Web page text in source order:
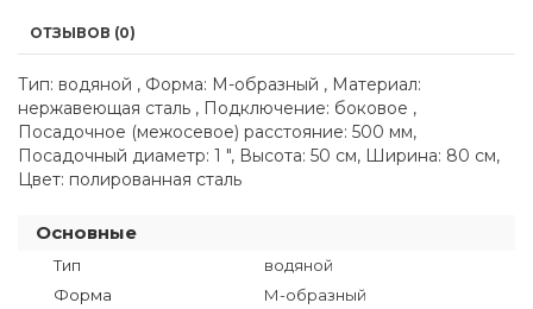
ОТЗЫВОВ (0)
Тип: водяной , Форма: М-образный , Материал:
нержавеющая сталь , Подключение: боковое ,
Посадочное (межосевое) расстояние: 500 мм,
Посадочный диаметр: 1 ", Высота: 50 см, Ширина: 80 см,
Цвет: полированная сталь
Основные
Тип
водяной
Форма
М-образный